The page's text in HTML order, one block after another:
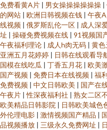
免费看黄A片 | 男女操操操操操操 |
的网站 | 欧洲日韩视频在钱 | 午夜
线视频 | 俄罗斯乱伦一区 | 成人深
址 | 操碰免费视频在线 | 91视频国
午夜福利理论 | 成人h肉无码 | 黄色
亚洲五月花婷婷 | 日韩在线观看导
国模在线吃瓜 | 丁香五月花 | 欧美
国产视频 | 免费日本在线视频 | 福
免费视频 | 中文日韩欧美 | 国产在
午夜片 |性深夜福利社 | 熟女二区
欧美精品日韩影院 | 日韩欧美城色
外伦理电影 | 激情视频国产精品 |
品视频播放 | 三级永久免费网址 |